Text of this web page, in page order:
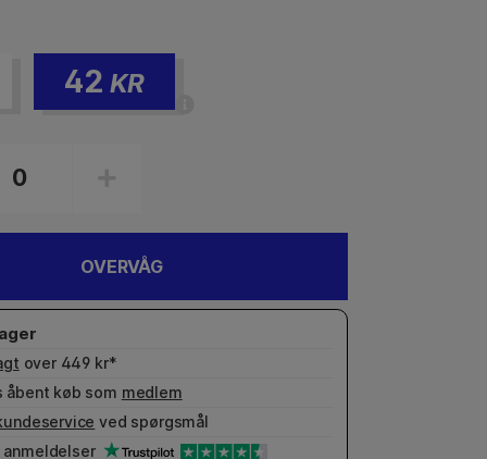
42 KR
OVERVÅG
over 449 kr*
åbent køb som medlem
ved spørgsmål
anmeldelser